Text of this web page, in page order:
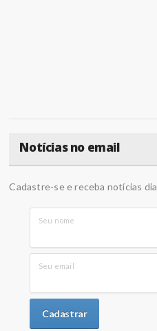
Notícias no email
Cadastre-se e receba notícias
Seu nome
Seu email